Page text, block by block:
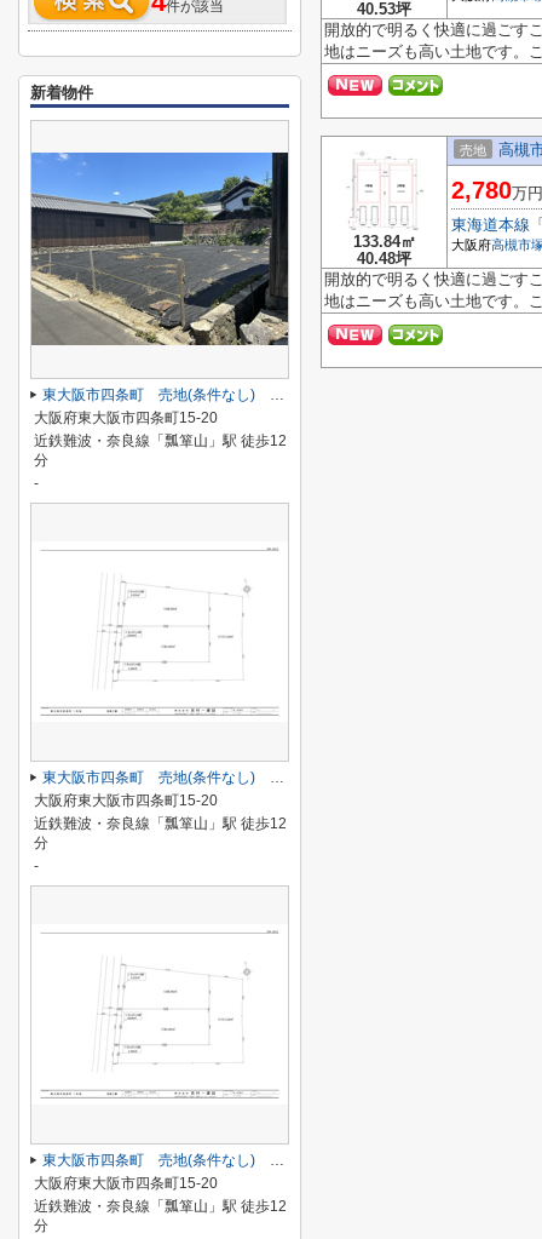
40.53坪
開放的で明るく快適に過ごす
地はニーズも高い土地です。
133.84㎡
40.48坪
売地 高槻
2,780万円
東海道本線
大阪府高槻市
開放的で明るく快適に過ごす
地はニーズも高い土地です。
件が該当
新着物件
東大阪市四条町 売地(条件なし) ２号地
大阪府東大阪市四条町15-20
近鉄難波・奈良線「瓢箪山」駅 徒歩12
分
-
東大阪市四条町 売地(条件なし) １・２号地セット
大阪府東大阪市四条町15-20
近鉄難波・奈良線「瓢箪山」駅 徒歩12
分
-
東大阪市四条町 売地(条件なし) １号地
大阪府東大阪市四条町15-20
近鉄難波・奈良線「瓢箪山」駅 徒歩12
分